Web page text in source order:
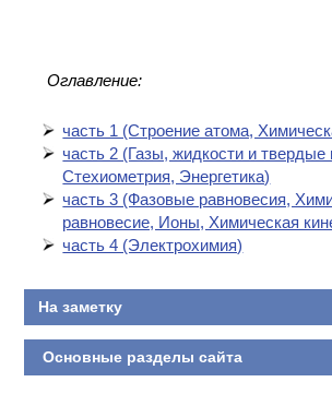
Оглавление:
часть 1 (Cтроение атома,
часть 2 (Газы, жидкости и твердые
Стехиометрия, Энергетика)
часть 3 (Фазовые равновесия,
равновесие, Ионы, Химическая
часть 4 (Электрохимия)
На заметку
Основные разделы сайта